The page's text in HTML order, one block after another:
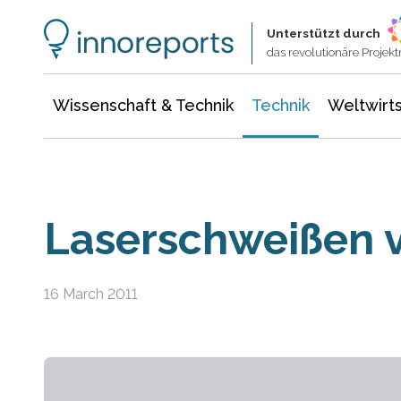
Unterstützt durch
das revolutionäre
Wissenschaft & Technik Technik
Laserschweißen
16 March 2011